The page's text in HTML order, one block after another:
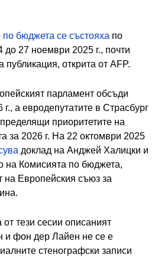
по бюджета се състояха по
до 27 ноември 2025 г., почти
открита от AFP.
парламент обсъди
а евродепутатите в Страсбург
приоритетите на
за 2026 г. На 22 октомври 2025
доклад на Анджей Халицки и
на Комисията по бюджета,
Европейския съюз за
тези сесии описаният
и фон дер Лайен не се е
стенографски записи